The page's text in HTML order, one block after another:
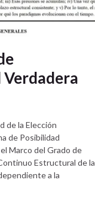
de la Elección
de Posibilidad
Marco del Grado de
Estructural de la
a la